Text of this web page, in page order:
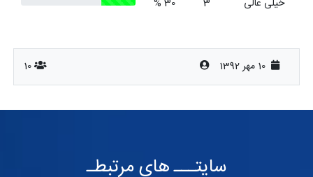
خیلی عالی
3
30 %
10 مهر 1392 10
سایتـــ های مرتبطـ